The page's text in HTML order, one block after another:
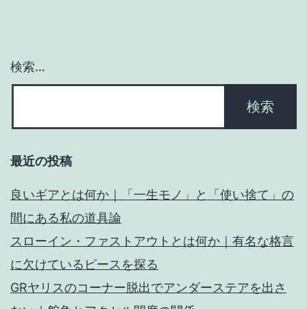
ン
検索…
最近の投稿
良いギアとは何か｜「一生モノ」と「使い捨て」の
間にある私の道具論
スローイン・ファストアウトとは何か｜有名な格言
に欠けているピースを探る
GRヤリスのコーナー脱出でアンダーステアを出さ